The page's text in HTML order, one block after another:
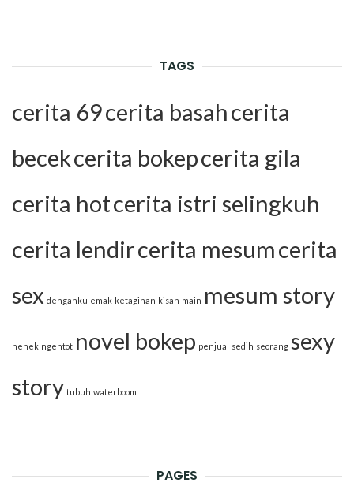
TAGS
cerita 69cerita basahcerita
becekcerita bokepcerita gila
cerita hotcerita istri selingkuh
cerita lendircerita mesumcerita
sex denganku emak ketagihan kisah main mesum story
nenek ngentot novel bokep penjual sedih seorang sexy
story tubuh waterboom
PAGES